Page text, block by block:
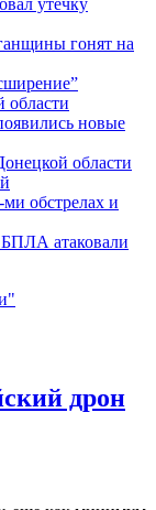
гонят на
области
новые
области
ми обстрелах и
атаковали
дрон